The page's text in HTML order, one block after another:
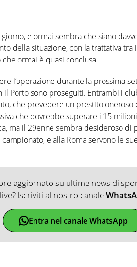
e ormai sembra che siano
della situazione, con la trattativa
ormai è quasi conclusa.
l’operazione durante la prossima
Porto sono proseguiti. Entrambi i
che prevedere un prestito
che dovrebbe superare i 15
ma il 29enne sembra desideroso di
e alla Roma servono le
aggiornato su ultime news di
live? Iscriviti al nostro canale
Entra nel canale WhatsApp